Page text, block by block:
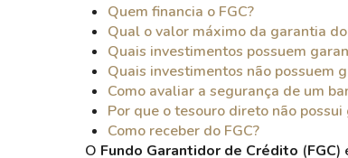
Quem financia o FGC?
Qual o valor máximo da garantia do
Quais investimentos possuem
Quais investimentos não possuem
Como avaliar a segurança de um
Por que o tesouro direto não possui
Como receber do FGC?
O Fundo Garantidor de Crédito (FGC)